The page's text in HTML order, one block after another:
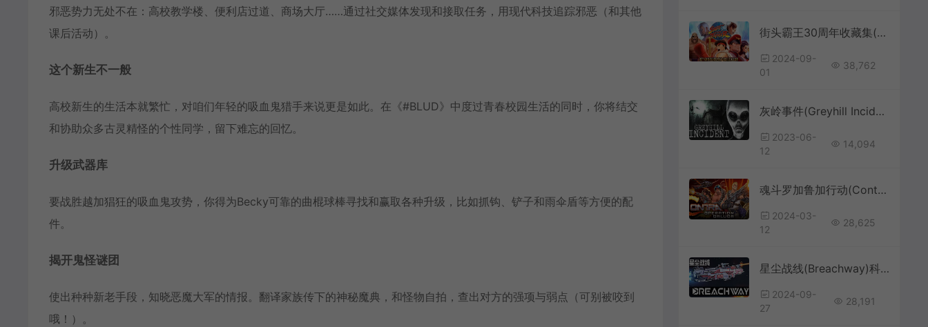
邪恶势力无处不在：高校教学楼、便利店过道、商场大厅……通过社交媒体发现和接取任务，用现代科技追踪邪恶（和其他
课后活动）。
这个新生不一般
高校新生的生活本就繁忙，对咱们年轻的吸血鬼猎手来说更是如此。在《#BLUD》中度过青春校园生活的同时，你将结交
和协助众多古灵精怪的个性同学，留下难忘的回忆。
升级武器库
要战胜越加猖狂的吸血鬼攻势，你得为Becky可靠的曲棍球棒寻找和赢取各种升级，比如抓钩、铲子和雨伞盾等方便的配
件。
揭开鬼怪谜团
使出种种新老手段，知晓恶魔大军的情报。翻译家族传下的神秘魔典，和怪物自拍，查出对方的强项与弱点（可别被咬到
哦！）。
街头霸王30周年收藏集(Street Fighter 30th Anniversary Collection)简中|PC|FTG|复古格斗游戏
2024-09-
01
38,762
灰岭事件(Greyhill Incident)简中|PC|AVG|故事驱动生存恐怖游戏
2023-06-
12
14,094
魂斗罗加鲁加行动(Contra Operation Galuga)横版动作射击游戏|下载
2024-03-
12
28,625
星尘战线(Breachway)科幻肉鸽卡牌策略游戏|下载
2024-09-
27
28,191